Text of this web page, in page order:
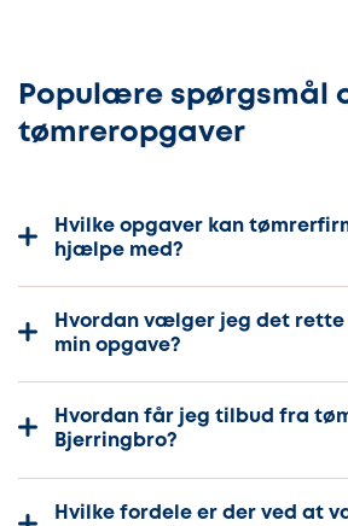
Populære spørgsmål
tømreropgaver
Hvilke opgaver kan
hjælpe med?
Hvordan vælger jeg det
min opgave?
Hvordan får jeg tilbud fra
Bjerringbro?
Hvilke fordele er der ved at